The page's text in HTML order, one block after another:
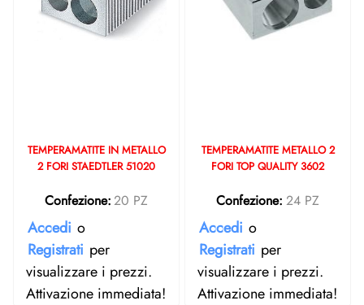
TEMPERAMATITE IN METALLO
2 FORI STAEDTLER 51020
Confezione:20 PZ
Accedi o
Registrati per
visualizzare i prezzi.
Attivazione immediata!
TEMPERAMATITE METALLO 2
FORI TOP QUALITY 3602
Confezione: 24 PZ
Accedi o
Registrati per
visualizzare i prezzi.
Attivazione immediata!